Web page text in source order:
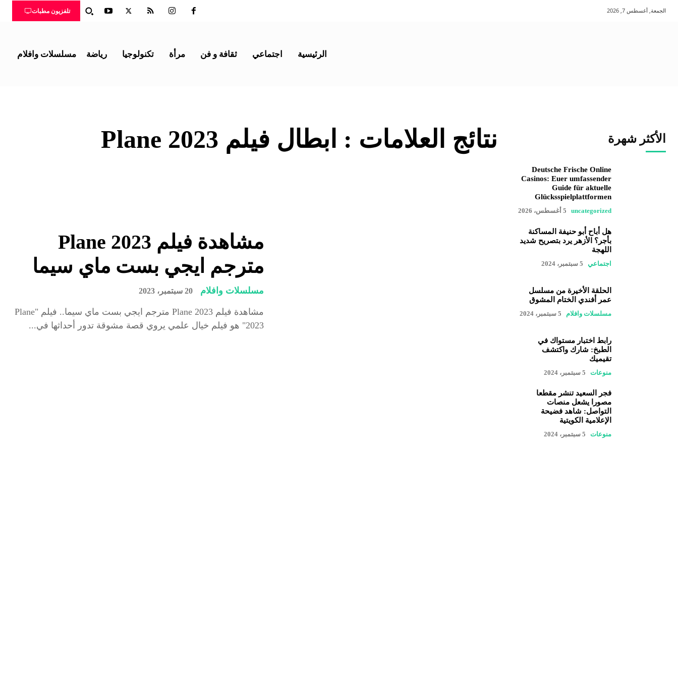
تلفزيون مطبات الجمعة, أغسطس 7, 2026
الرئيسية اجتماعي ثقافة و فن مرأة تكنولوجيا رياضة مسلسلات وافلام
نتائج العلامات : ابطال فيلم Plane 2023
مشاهدة فيلم Plane 2023
مترجم ايجي بست ماي سيما
مسلسلات وافلام 20 سبتمبر، 2023
مشاهدة فيلم Plane 2023 مترجم ايجي بست ماي سيما.. فيلم "Plane
2023" هو فيلم خيال علمي يروي قصة مشوقة تدور أحداثها في...
الأكثر شهرة
Deutsche Frische Online
Casinos: Euer umfassender
Guide für aktuelle
Glücksspielplattformen
uncategorized 5 أغسطس، 2026
هل أباح أبو حنيفة المساكنة
بأجر؟ الأزهر يرد بتصريح شديد
اللهجة
اجتماعي 5 سبتمبر، 2024
الحلقة الأخيرة من مسلسل
عمر أفندي الختام المشوق
مسلسلات وافلام 5 سبتمبر، 2024
رابط اختبار مستواك في
الطبخ: شارك واكتشف
تقيميك
منوعات 5 سبتمبر، 2024
فجر السعيد تنشر مقطعا
مصورا يشعل منصات
التواصل: شاهد فضيحة
الإعلامية الكويتية
منوعات 5 سبتمبر، 2024